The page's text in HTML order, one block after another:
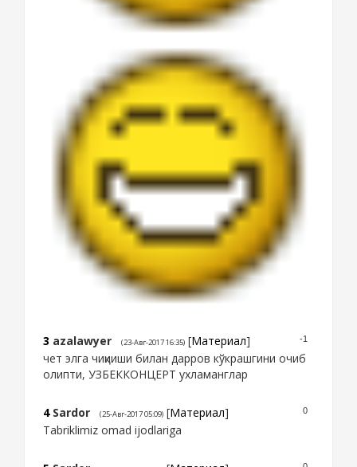
-1
3 azalawyer (23-Авг-2017 16:35) [Материал]
чет элга чиқииши билан дарров кўкрашгини очиб
олипти, УЗБЕККОНЦЕРТ ухламанглар
0
4 Sardor (25-Авг-2017 05:09) [Материал]
Tabriklimiz omad ijodlariga